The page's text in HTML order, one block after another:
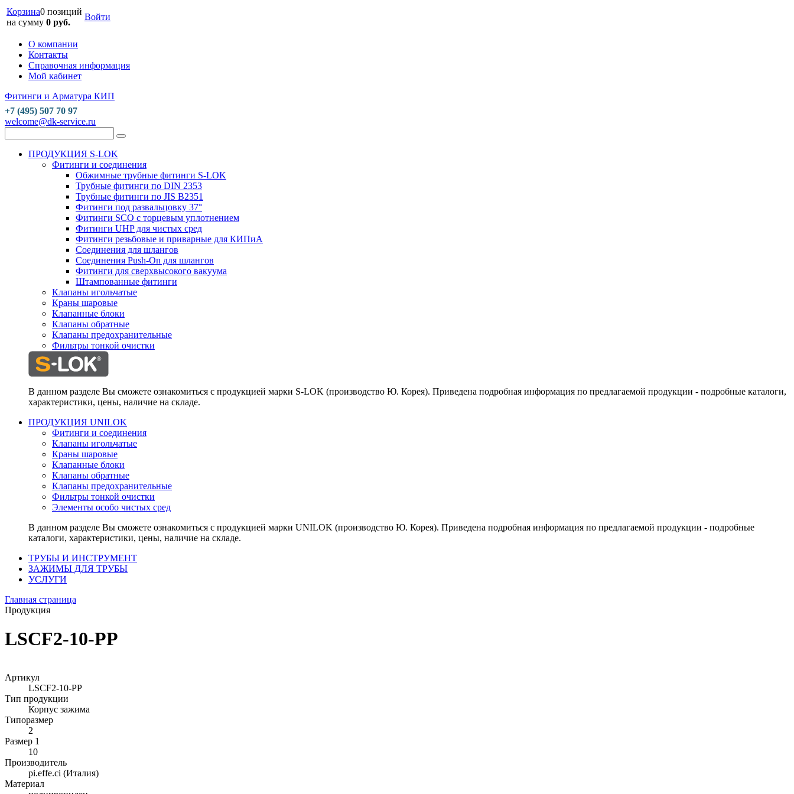
Корзина0 позиций
на сумму 0 руб.
Войти
О компании
Контакты
Справочная информация
Мой кабинет
Фитинги и Арматура КИП
+7 (495) 507 70 97
welcome@dk-service.ru
ПРОДУКЦИЯ S-LOK
Фитинги и соединения
Обжимные трубные фитинги S-LOK
Трубные фитинги по DIN 2353
Трубные фитинги по JIS B2351
Фитинги под развальцовку 37°
Фитинги SCO с торцевым уплотнением
Фитинги UHP для чистых сред
Фитинги резьбовые и приварные для КИПиА
Соединения для шлангов
Соединения Push-On для шлангов
Фитинги для сверхвысокого вакуума
Штампованные фитинги
Клапаны игольчатые
Краны шаровые
Клапанные блоки
Клапаны обратные
Клапаны предохранительные
Фильтры тонкой очистки
В данном разделе Вы сможете ознакомиться с продукцией марки S-LOK (производство Ю. Корея). Приведена подробная информация по предлагаемой продукции - подробные каталоги,
характеристики, цены, наличие на складе.
ПРОДУКЦИЯ UNILOK
Фитинги и соединения
Клапаны игольчатые
Краны шаровые
Клапанные блоки
Клапаны обратные
Клапаны предохранительные
Фильтры тонкой очистки
Элементы особо чистых сред
В данном разделе Вы сможете ознакомиться с продукцией марки UNILOK (производство Ю. Корея). Приведена подробная информация по предлагаемой продукции - подробные
каталоги, характеристики, цены, наличие на складе.
ТРУБЫ И ИНСТРУМЕНТ
ЗАЖИМЫ ДЛЯ ТРУБЫ
УСЛУГИ
Главная страница
Продукция
LSCF2-10-PP
Артикул
LSCF2-10-PP
Тип продукции
Корпус зажима
Типоразмер
2
Размер 1
10
Производитель
pi.effe.ci (Италия)
Материал